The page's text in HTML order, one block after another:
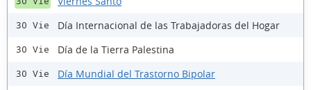
30 Vie Día Internacional de las Trabajadoras del Hogar
30 Vie Día de la Tierra Palestina
30 Vie Día Mundial del Trastorno Bipolar